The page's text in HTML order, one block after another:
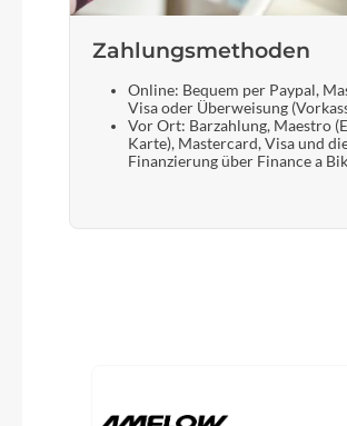
Zahlungsmethoden
Online: Bequem per Paypal,
Visa oder Überweisung
Vor Ort: Barzahlung, Maestro
Karte), Mastercard, Visa und
Finanzierung über Finance a